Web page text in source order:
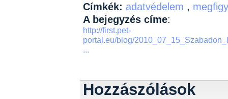
Címkék: adatvédelem ,
A bejegyzés címe:
http://first.pet-
portal.eu/blog/
...
Hozzászólások